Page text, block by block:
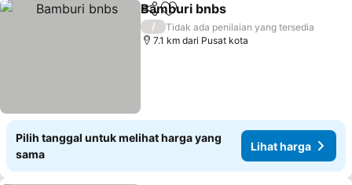
BagikanTambahkan ke favorit
Bamburi bnbs
/
Tidak ada penilaian yang tersedia
7.1 km dari Pusat kota
Pilih tanggal untuk melihat harga yang
sama
Lihat harga